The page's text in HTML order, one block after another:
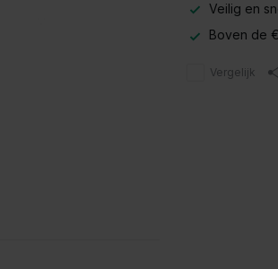
Veilig en
Boven de
Vergelijk